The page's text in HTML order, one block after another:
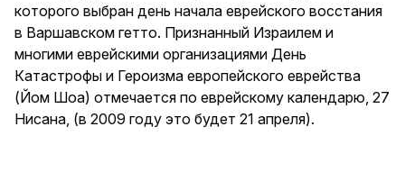
которого выбран день начала еврейского восстания
в Варшавском гетто. Признанный Израилем и
многими еврейскими организациями День
Катастрофы и Героизма европейского еврейства
(Йом Шоа) отмечается по еврейскому календарю, 27
Нисана, (в 2009 году это будет 21 апреля).